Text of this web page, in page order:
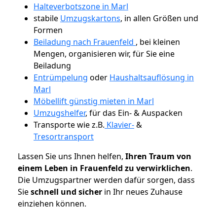
Halteverbotszone in Marl
stabile Umzugskartons, in allen Größen und
Formen
Beiladung nach Frauenfeld , bei kleinen
Mengen, organisieren wir, für Sie eine
Beiladung
Entrümpelung oder Haushaltsauflösung in
Marl
Möbellift günstig mieten in Marl
Umzugshelfer, für das Ein- & Auspacken
Transporte wie z.B. Klavier-&
Tresortransport
Lassen Sie uns Ihnen helfen, Ihren Traum von
einem Leben in Frauenfeld zu verwirklichen.
Die Umzugspartner werden dafür sorgen, dass
Sieschnell und sicher in Ihr neues Zuhause
einziehen können.